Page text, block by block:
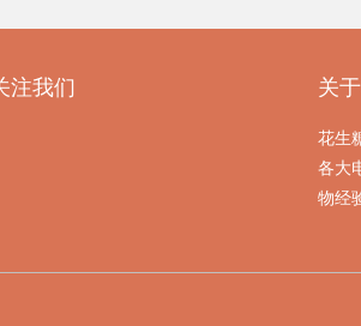
注我们 关
花生
各大
物经